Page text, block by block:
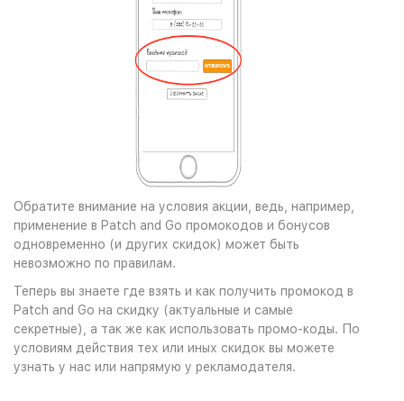
Обратите внимание на условия акции, ведь, например,
применение в Patch and Go промокодов и бонусов
одновременно (и других скидок) может быть
невозможно по правилам.
Теперь вы знаете где взять и как получить промокод в
Patch and Go на скидку (актуальные и самые
секретные), а так же как использовать промо-коды. По
условиям действия тех или иных скидок вы можете
узнать у нас или напрямую у рекламодателя.